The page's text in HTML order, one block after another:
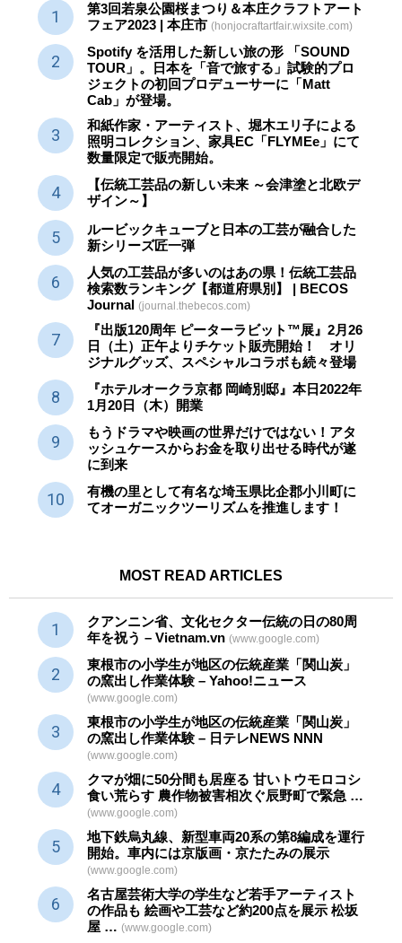
第3回若泉公園桜まつり＆本庄クラフトアート
フェア2023 | 本庄市 (honjocraftartfair.wixsite.com)
Spotify を活用した新しい旅の形 「SOUND
TOUR」。日本を「音で旅する」試験的プロ
ジェクトの初回プロデューサーに「Matt
Cab」が登場。
和紙作家・アーティスト、堀木エリ子による
照明コレクション、家具EC「FLYMEe」にて
数量限定で販売開始。
【伝統工芸品の新しい未来 ～会津塗と北欧デ
ザイン～】
ルービックキューブと日本の工芸が融合した
新シリーズ匠一弾
人気の工芸品が多いのはあの県！伝統工芸品
検索数ランキング【都道府県別】 | BECOS
Journal (journal.thebecos.com)
『出版120周年 ピーターラビット™展』2月26
日（土）正午よりチケット販売開始！ オリ
ジナルグッズ、スペシャルコラボも続々登場
『ホテルオークラ京都 岡崎別邸』本日2022年
1月20日（木）開業
もうドラマや映画の世界だけではない！アタ
ッシュケースからお金を取り出せる時代が遂
に到来
有機の里として有名な埼玉県比企郡小川町に
てオーガニックツーリズムを推進します！
MOST READ ARTICLES
クアンニン省、文化セクター伝統の日の80周
年を祝う – Vietnam.vn (www.google.com)
東根市の小学生が地区の伝統産業 「関山炭」
の窯出し作業体験 – Yahoo!ニュース
(www.google.com)
東根市の小学生が地区の伝統産業 「関山炭」
の窯出し作業体験 – 日テレNEWS NNN
(www.google.com)
クマが畑に50分間も居座る 甘いトウモロコシ
食い荒らす 農作物被害相次ぐ辰野町で緊急 …
(www.google.com)
地下鉄烏丸線、新型車両20系の第8編成を運行
開始。車内には京版画・京たたみの展示
(www.google.com)
名古屋芸術大学の学生など若手アーティスト
の作品も 絵画や工芸など約200点を展示 松坂
屋 … (www.google.com)